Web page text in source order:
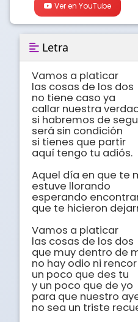
Ver en YouTube
Letra
Vamos a platicar
las cosas de los dos
no tiene caso ya
callar nuestra
si habremos de
será sin condición
si tienes que partir
aquí tengo tu adiós.
Aquel día en que te
estuve llorando
esperando
que te hicieron
Vamos a platicar
las cosas de los dos
que muy dentro de
no hay odio ni rencor
un poco que des tu
y un poco que de yo
para que nuestro
no sea un triste